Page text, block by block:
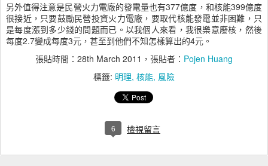
另外值得注意是民營火力電廠的發電量也有377億度，和核能399億度
很接近，只要鼓勵民營投資火力電廠，要取代核能發電並非困難，只
是每度漲到多少錢的問題而已。以我個人來看，我很樂意廢核，然後
每度2.7變成每度3元，甚至到他們不知怎樣算出的4元。
張貼時間： 28th March 2011 ，張貼者： Pojen Huang
標籤: 明理 核能 風險
6 檢視留言